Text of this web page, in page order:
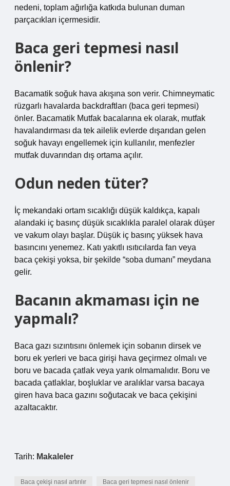
nedeni, toplam ağırlığa katkıda bulunan duman
parçacıkları içermesidir.
Baca geri tepmesi nasıl
önlenir?
Bacamatik soğuk hava akışına son verir. Chimneymatic
rüzgarlı havalarda backdraftları (baca geri tepmesi)
önler. Bacamatik Mutfak bacalarına ek olarak, mutfak
havalandırması da tek ailelik evlerde dışarıdan gelen
soğuk havayı engellemek için kullanılır, menfezler
mutfak duvarından dış ortama açılır.
Odun neden tüter?
İç mekandaki ortam sıcaklığı düşük kaldıkça, kapalı
alandaki iç basınç düşük sıcaklıkla paralel olarak düşer
ve vakum olayı başlar. Düşük iç basınç yüksek hava
basıncını yenemez. Katı yakıtlı ısıtıcılarda fan veya
baca çekişi yoksa, bir şekilde “soba dumanı” meydana
gelir.
Bacanın akmaması için ne
yapmalı?
Baca gazı sızıntısını önlemek için sobanın dirsek ve
boru ek yerleri ve baca girişi hava geçirmez olmalı ve
boru ve bacada çatlak veya yarık olmamalıdır. Boru ve
bacada çatlaklar, boşluklar ve aralıklar varsa bacaya
giren hava baca gazını soğutacak ve baca çekişini
azaltacaktır.
Tarih: Makaleler
Baca çekişi nasıl artırılır Baca geri tepmesi nasıl önlenir